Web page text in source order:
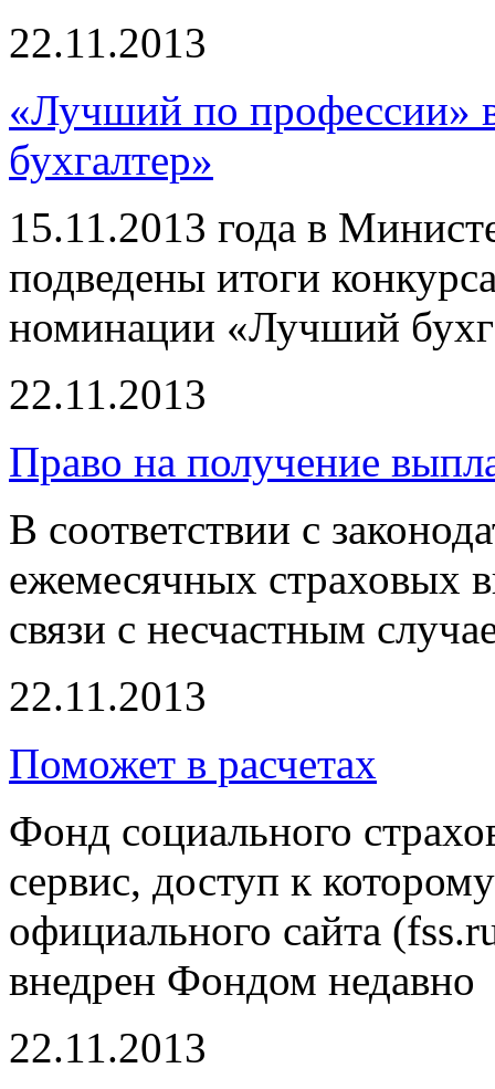
22.11.2013
«Лучший по профессии»
бухгалтер»
15.11.2013 года в
подведены итоги
номинации «Лучший
22.11.2013
Право на получение
В соответствии с
ежемесячных страховых
связи с несчастным
22.11.2013
Поможет в расчетах
Фонд социального
сервис, доступ к
официального сайта
внедрен Фондом недавно
22.11.2013